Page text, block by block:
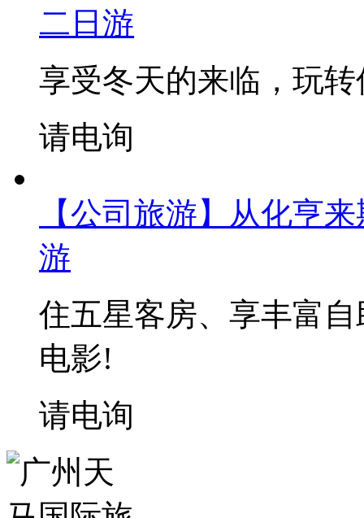
二日游
享受冬天的来临，玩
请电询
【公司旅游】从化亨
游
住五星客房、享丰富
电影!
请电询